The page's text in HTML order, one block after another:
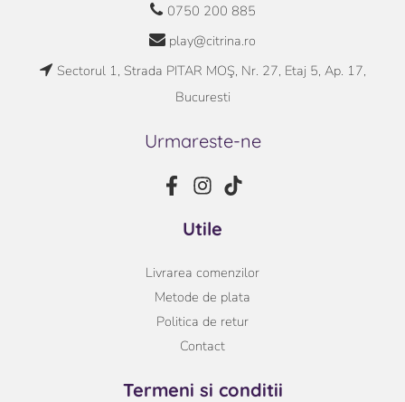
0750 200 885
play@citrina.ro
Sectorul 1, Strada PITAR MOŞ, Nr. 27, Etaj 5, Ap. 17,
Bucuresti
Urmareste-ne
Utile
Livrarea comenzilor
Metode de plata
Politica de retur
Contact
Termeni si conditii